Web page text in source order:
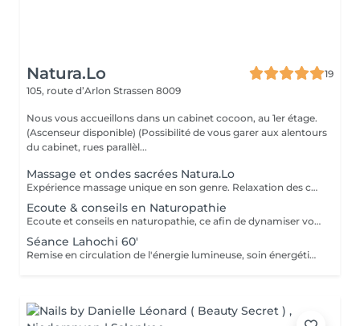
Natura.Lo
19
105, route d’Arlon Strassen 8009
Nous vous accueillons dans un cabinet cocoon, au 1er étage.
(Ascenseur disponible) (Possibilité de vous garer aux alentours
du cabinet, rues parallèl...
Massage et ondes sacrées Natura.Lo
Expérience massage unique en son genre. Relaxation des corps et soin sonore au tambour, bols tibétains et vocale accompagné de notre partenaire bien-être : Anne
Ecoute & conseils en Naturopathie
Ecoute et conseils en naturopathie, ce afin de dynamiser votre retour à la vitalité mentale et corporelle. (Anamnèse de votre mode de vie et de votre quotidien, et mise en place de votre plan "bien-être") Les conseils ou soins en naturopathie ne remplacent en aucun cas un traitement chez votre médecin. Chèque cadeau disponible (Montant de votre choix, celui-ci est à indiquer lors de votre demande) (Temps de séance facultatif)
Séance Lahochi 60'
Remise en circulation de l'énergie lumineuse, soin énergétique. Chèque cadeau disponible (Montant de votre choix, celui-ci est à indiquer lors de votre demande)